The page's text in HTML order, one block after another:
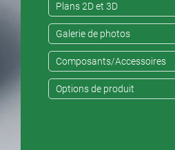
Plans 2D et 3D
Galerie de photos
Composants/Accessoires
Options de produit